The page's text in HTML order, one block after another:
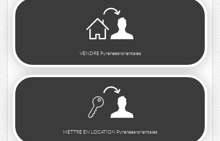
VENDRE Pyrénées-orientales
METTRE EN LOCATION Pyrénées-orientales